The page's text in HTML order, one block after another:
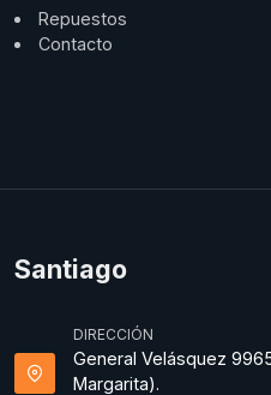
Repuestos
Contacto
Santiago
DIRECCIÓN
General Velásquez
Margarita).